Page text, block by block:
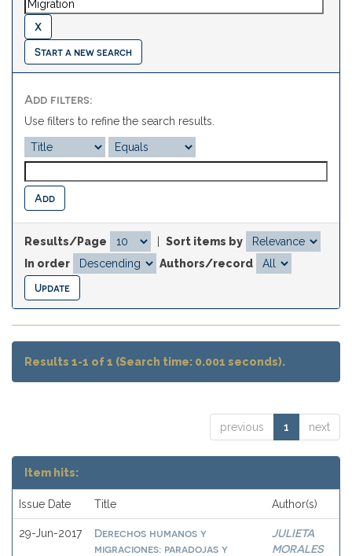
Start a new search
Add filters:
Use filters to refine the search results.
Results/Page
Sort items by
In order
Authors/record
Results 1-1 of 1 (Search time: 0.001 seconds).
previous 1 next
Item hits:
Issue Date Title Author(s)
29-Jun-2017
Derechos humanos y
migraciones: paradojas y
JULIETA
MORALES